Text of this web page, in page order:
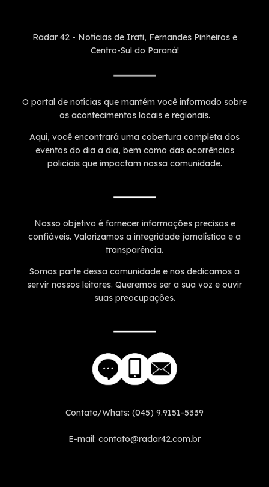
Radar 42 - Notícias de Irati, Fernandes Pinheiros e
Centro-Sul do Paraná!
O portal de notícias que mantém você informado sobre
os acontecimentos locais e regionais.
Aqui, você encontrará uma cobertura completa dos
eventos do dia a dia, bem como das ocorrências
policiais que impactam nossa comunidade.
Nosso objetivo é fornecer informações precisas e
confiáveis. Valorizamos a integridade jornalística e a
transparência.
Somos parte dessa comunidade e nos dedicamos a
servir nossos leitores. Queremos ser a sua voz e ouvir
suas preocupações.
Contato/Whats: (045) 9.9151-5339
E-mail: contato@radar42.com.br